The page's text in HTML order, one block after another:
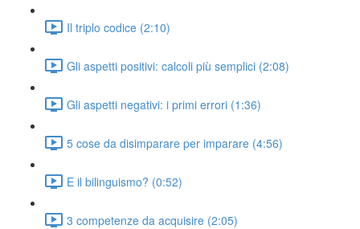
Il triplo codice (2:10)
Gli aspetti positivi: calcoli più semplici (2:08)
Gli aspetti negativi: i primi errori (1:36)
5 cose da disimparare per imparare (4:56)
E il bilinguismo? (0:52)
3 competenze da acquisire (2:05)